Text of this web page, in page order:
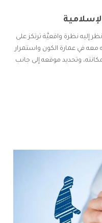
إليه نظرة واقعيَّة ترتكز على
معه في عمارة الكون واستمرار
وتحديد موقعه إلى جانب